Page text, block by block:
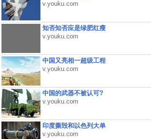
v.youku.com
知否知否应是绿肥红瘦
v.youku.com
中国又亮相一超级工程
v.youku.com
中国的武器不被认可?
v.youku.com
印度撕毁和以色列大单
v.youku.com